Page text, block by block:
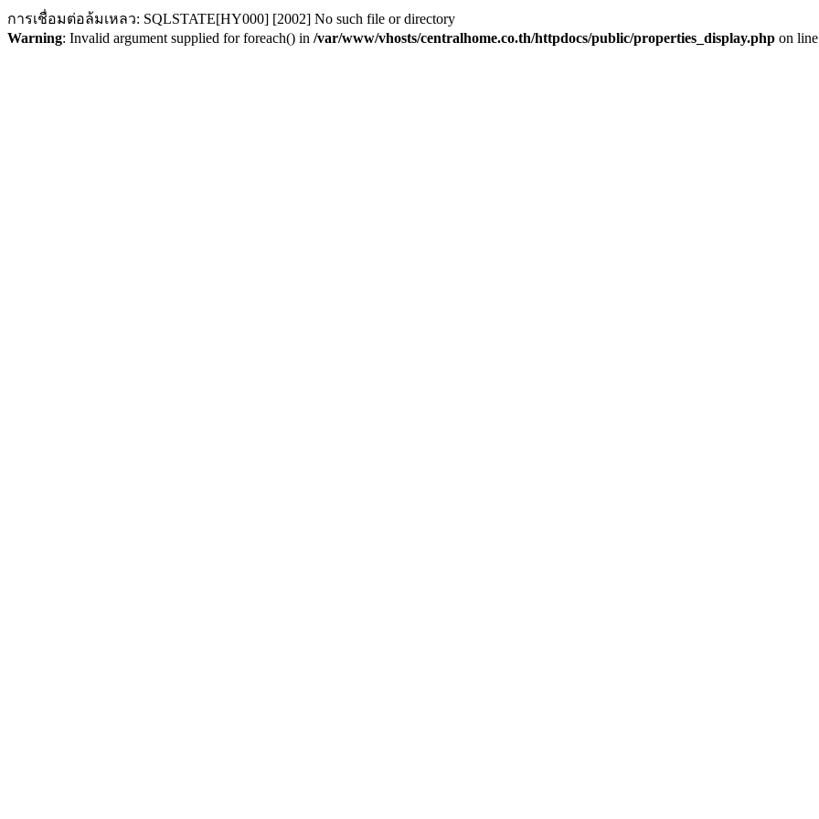
การเชื่อมต่อล้มเหลว: SQLSTATE[HY000] [2002] No such file or directory
Warning: Invalid argument supplied for foreach() in /var/www/vhosts/centralhome.co.th/httpdocs/public/properties_display.php on